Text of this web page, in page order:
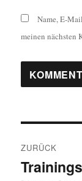
Name, E-
meinen nächsten
ZURÜCK
Vorheriger